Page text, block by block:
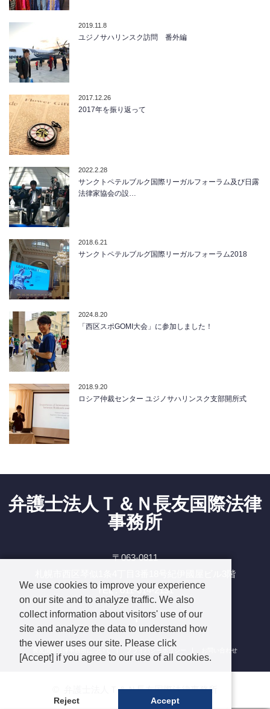
2019.11.8
ユジノサハリンスク訪問 番外編
2017.12.26
2017年を振り返って
2022.2.28
サンクトペテルブルク国際リーガルフォーラム及び日露
法律家協会の設…
2018.6.21
サンクトペテルブルグ国際リーガルフォーラム2018
2024.8.20
「西区スポGOMI大会」に参加しました！
2018.9.20
ロシア仲裁センター ユジノサハリンスク支部開所式
弁護士法人Ｔ＆Ｎ長友国際法律
事務所
〒063-0811
札幌市西区琴似1条4丁目3番18号紀伊國屋ビル3階
TEL : 011-614-2131
Facebook
お問い合わせ
弁護士法人Ｔ＆Ｎ長友国際法律事務所
We use cookies to improve your experience
on our site and to analyze traffic. We also
collect information about visitors' use of our
site and analyze the data to understand how
the viewer uses our site. Please click
[Accept] if you agree to our use of all cookies.
Reject Accept